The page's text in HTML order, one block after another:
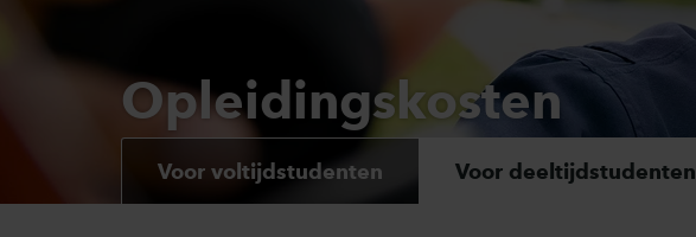
Opleidingskosten
Voor voltijdstudenten Voor deeltijdstudenten